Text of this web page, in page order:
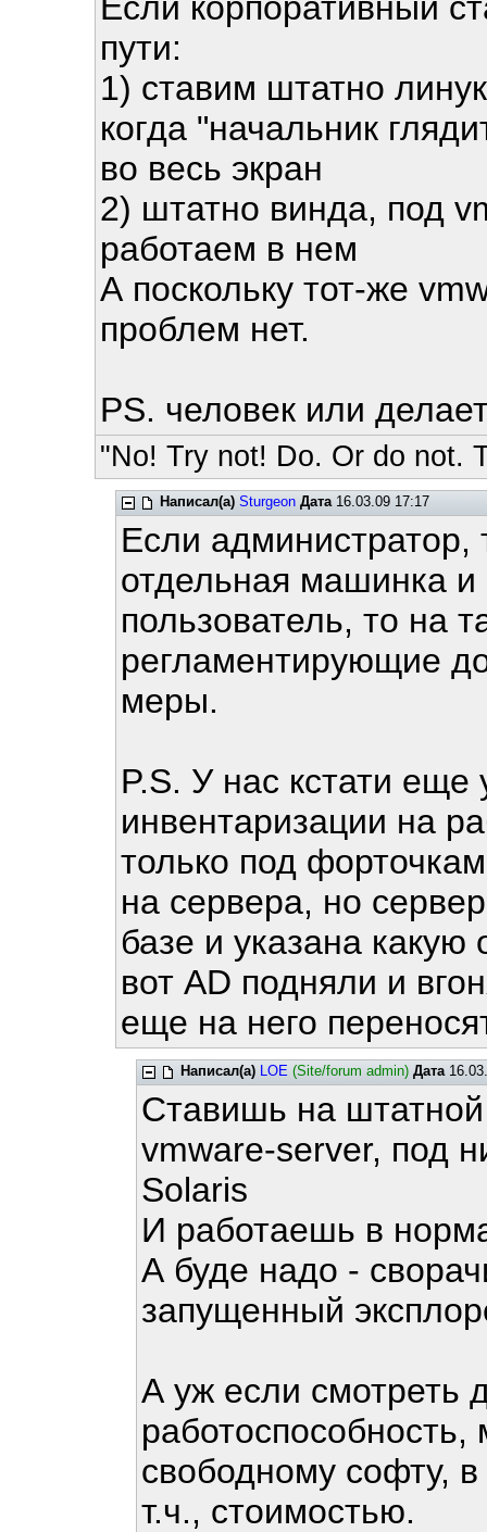
пути:
1) ставим штатно
когда "начальник
во весь экран
2) штатно винда, под
работаем в нем
А поскольку тот-же
проблем нет.
PS. человек или
"No! Try not! Do. Or do not.
Написал(а) Sturgeon Дата16.03.09 17:17
Если администратор,
отдельная машинка
пользователь, то на
регламентирующие
меры.
P.S. У нас кстати еще
инвентаризации на
только под
на сервера, но
базе и указана
вот AD подняли и
еще на него
Написал(а) LOE (Site/forum admin) Дата
Ставишь на
vmware-server, под
Solaris
И работаешь в
А буде надо -
запущенный
А уж если смотреть
работоспособность,
свободному софту, в
т.ч., стоимостью.